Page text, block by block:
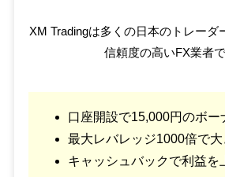
XM Tradingは多くの日本のトレーダ
信頼度の高いFX業者で
口座開設で15,000円のボー
最大レバレッジ1000倍で大
キャッシュバックで利益を